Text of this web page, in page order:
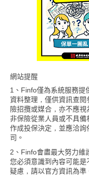
網站提醒
1、Finfo僅為系統服務提
資料整理，僅供資訊查
險招攬或媒合，亦不應
非保險從業人員或不具
作成投保決定，並應洽
司。
2、Finfo會盡最大努力維
您必須意識到內容可能
疑慮，請以官方資訊為準